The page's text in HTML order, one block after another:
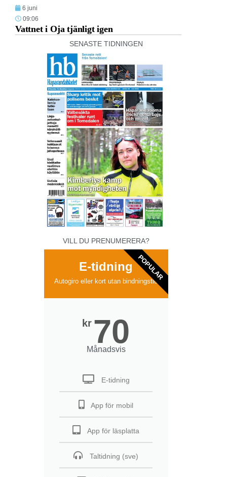
6 juni
09:06
Vattnet i Oja tjänligt igen
SENASTE TIDNINGEN
VILL DU PRENUMERERA?
E-tidning
Autogiro eller kort utan bindningstid
kr 70
Månadsvis
E-tidning
App för mobil
App för läsplatta
Taltidning (sve)
POPULAR